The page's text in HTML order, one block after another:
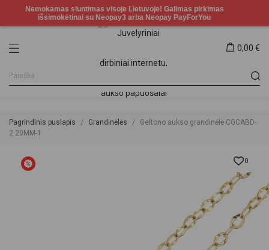
0,00 €
Pagrindinis puslapis Grandinėlės
Geltono aukso grandinėlė CGCABD-
2.20MM-1
0